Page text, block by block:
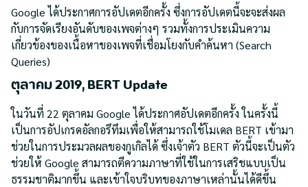
Google ได้ประกาศการอัปเดตอีกครั้ง ซึ่งการอัปเดตนี้จะจะส่งผล
กับการจัดเรียงอันดับของเพจต่างๆ รวมทั้งการประเมินความ
เกี่ยวข้องของเนื้อหาของเพจที่เชื่อมโยงกับคำค้นหา (Search
Queries)
ตุลาคม 2019, BERT Update
ในวันที่ 22 ตุลาคม Google ได้ประกาศอัปเดตอีกครั้ง ในครั้งนี้
เป็นการอัปเกรดอัลกอรึทึมเพื่อให้สามารถใช้โมเดล BERT เข้ามา
ช่วยในการประมวลผลของกูเกิลได้ ซึ่งเจ้าตัว BERT ตัวนี้จะเป็นตัว
ช่วยให้ Google สามารถตีความภาษาที่ใช้ในการเสริชแบบเป็น
ธรรมชาติมากขึ้น และเข้าใจบริบทของภาษาเหล่านั้นได้ดีขึ้น